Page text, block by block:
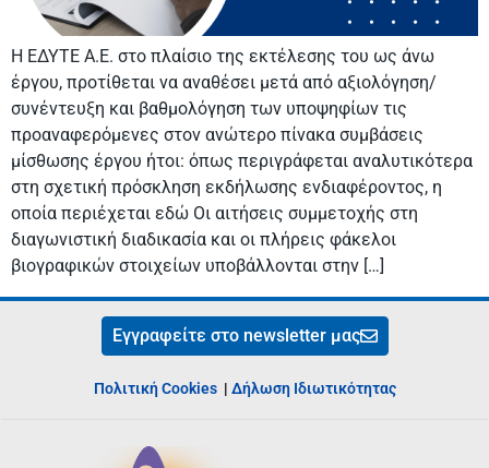
Η ΕΔΥΤΕ Α.Ε. στο πλαίσιο της εκτέλεσης του ως άνω
έργου, προτίθεται να αναθέσει μετά από αξιολόγηση/
συνέντευξη και βαθμολόγηση των υποψηφίων τις
προαναφερόμενες στον ανώτερο πίνακα συμβάσεις
μίσθωσης έργου ήτοι: όπως περιγράφεται αναλυτικότερα
στη σχετική πρόσκληση εκδήλωσης ενδιαφέροντος, η
οποία περιέχεται εδώ Οι αιτήσεις συμμετοχής στη
διαγωνιστική διαδικασία και οι πλήρεις φάκελοι
βιογραφικών στοιχείων υποβάλλονται στην […]
Εγγραφείτε στο newsletter μας
Πολιτική Cookies | Δήλωση Ιδιωτικότητας